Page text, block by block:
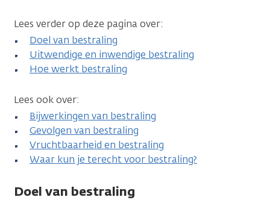
Lees verder op deze pagina over:
Doel van bestraling
Uitwendige en inwendige bestraling
Hoe werkt bestraling
Lees ook over:
Bijwerkingen van bestraling
Gevolgen van bestraling
Vruchtbaarheid en bestraling
Waar kun je terecht voor bestraling?
Doel van bestraling